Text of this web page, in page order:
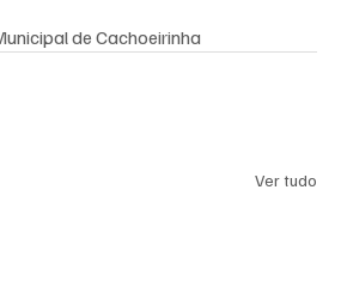
de Cachoeirinha
Ver tudo